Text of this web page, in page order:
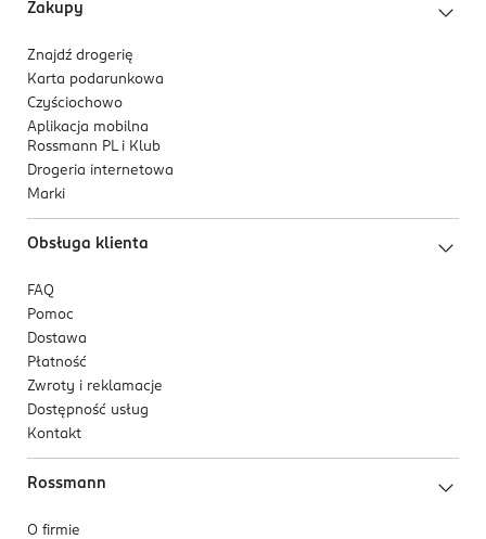
100mg, Cynk (tlenek cynku) 10mg, Mangan (Siarczan
Manganawy, Monohydrat) 2mg, Jod (Bezwodny Jodan
Wapnia) 0,7mg, Miedź (Pentahydrat Siarczanu Miedzi
(II)) 2mg, Żelazo (Siarczan Żelaza (II) Monohydrat) 2mg,
Biotyna 100g, Witamina D3 300 IU
Kod EAN
5 904905 081490
Zakupy
Znajdź drogerię
Karta podarunkowa
Czyściochowo
Aplikacja mobilna
Rossmann PL i Klub
Drogeria internetowa
Marki
Obsługa klienta
FAQ
Pomoc
Dostawa
Płatność
Zwroty i reklamacje
Dostępność usług
Kontakt
Rossmann
O firmie